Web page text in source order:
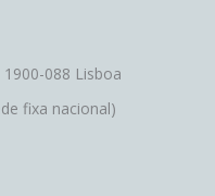
088 Lisboa
fixa nacional)